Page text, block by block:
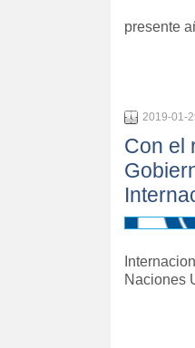
presente
2019-01-
Con el
Naciones